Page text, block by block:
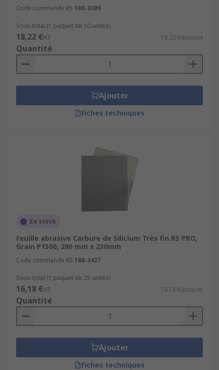
Code commande RS 188-3389
Sous-total (1 paquet de 10 unités)
18,22 €HT 18,22 €/paquet
Quantité
Ajouter
Fiches techniques
En stock
Feuille abrasive Carbure de Silicium Très fin RS PRO,
Grain P1500, 280 mm x 230mm
Code commande RS 188-3427
Sous-total (1 paquet de 25 unités)
16,18 €HT 16,18 €/paquet
Quantité
Ajouter
Fiches techniques